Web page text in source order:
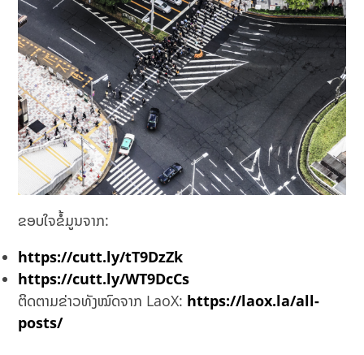
ຂອບໃຈຂໍ້ມູນຈາກ:
https://cutt.ly/tT9DzZk
https://cutt.ly/WT9DcCs
ຕິດຕາມຂ່າວທັງໝົດຈາກ LaoX: https://laox.la/all-
posts/